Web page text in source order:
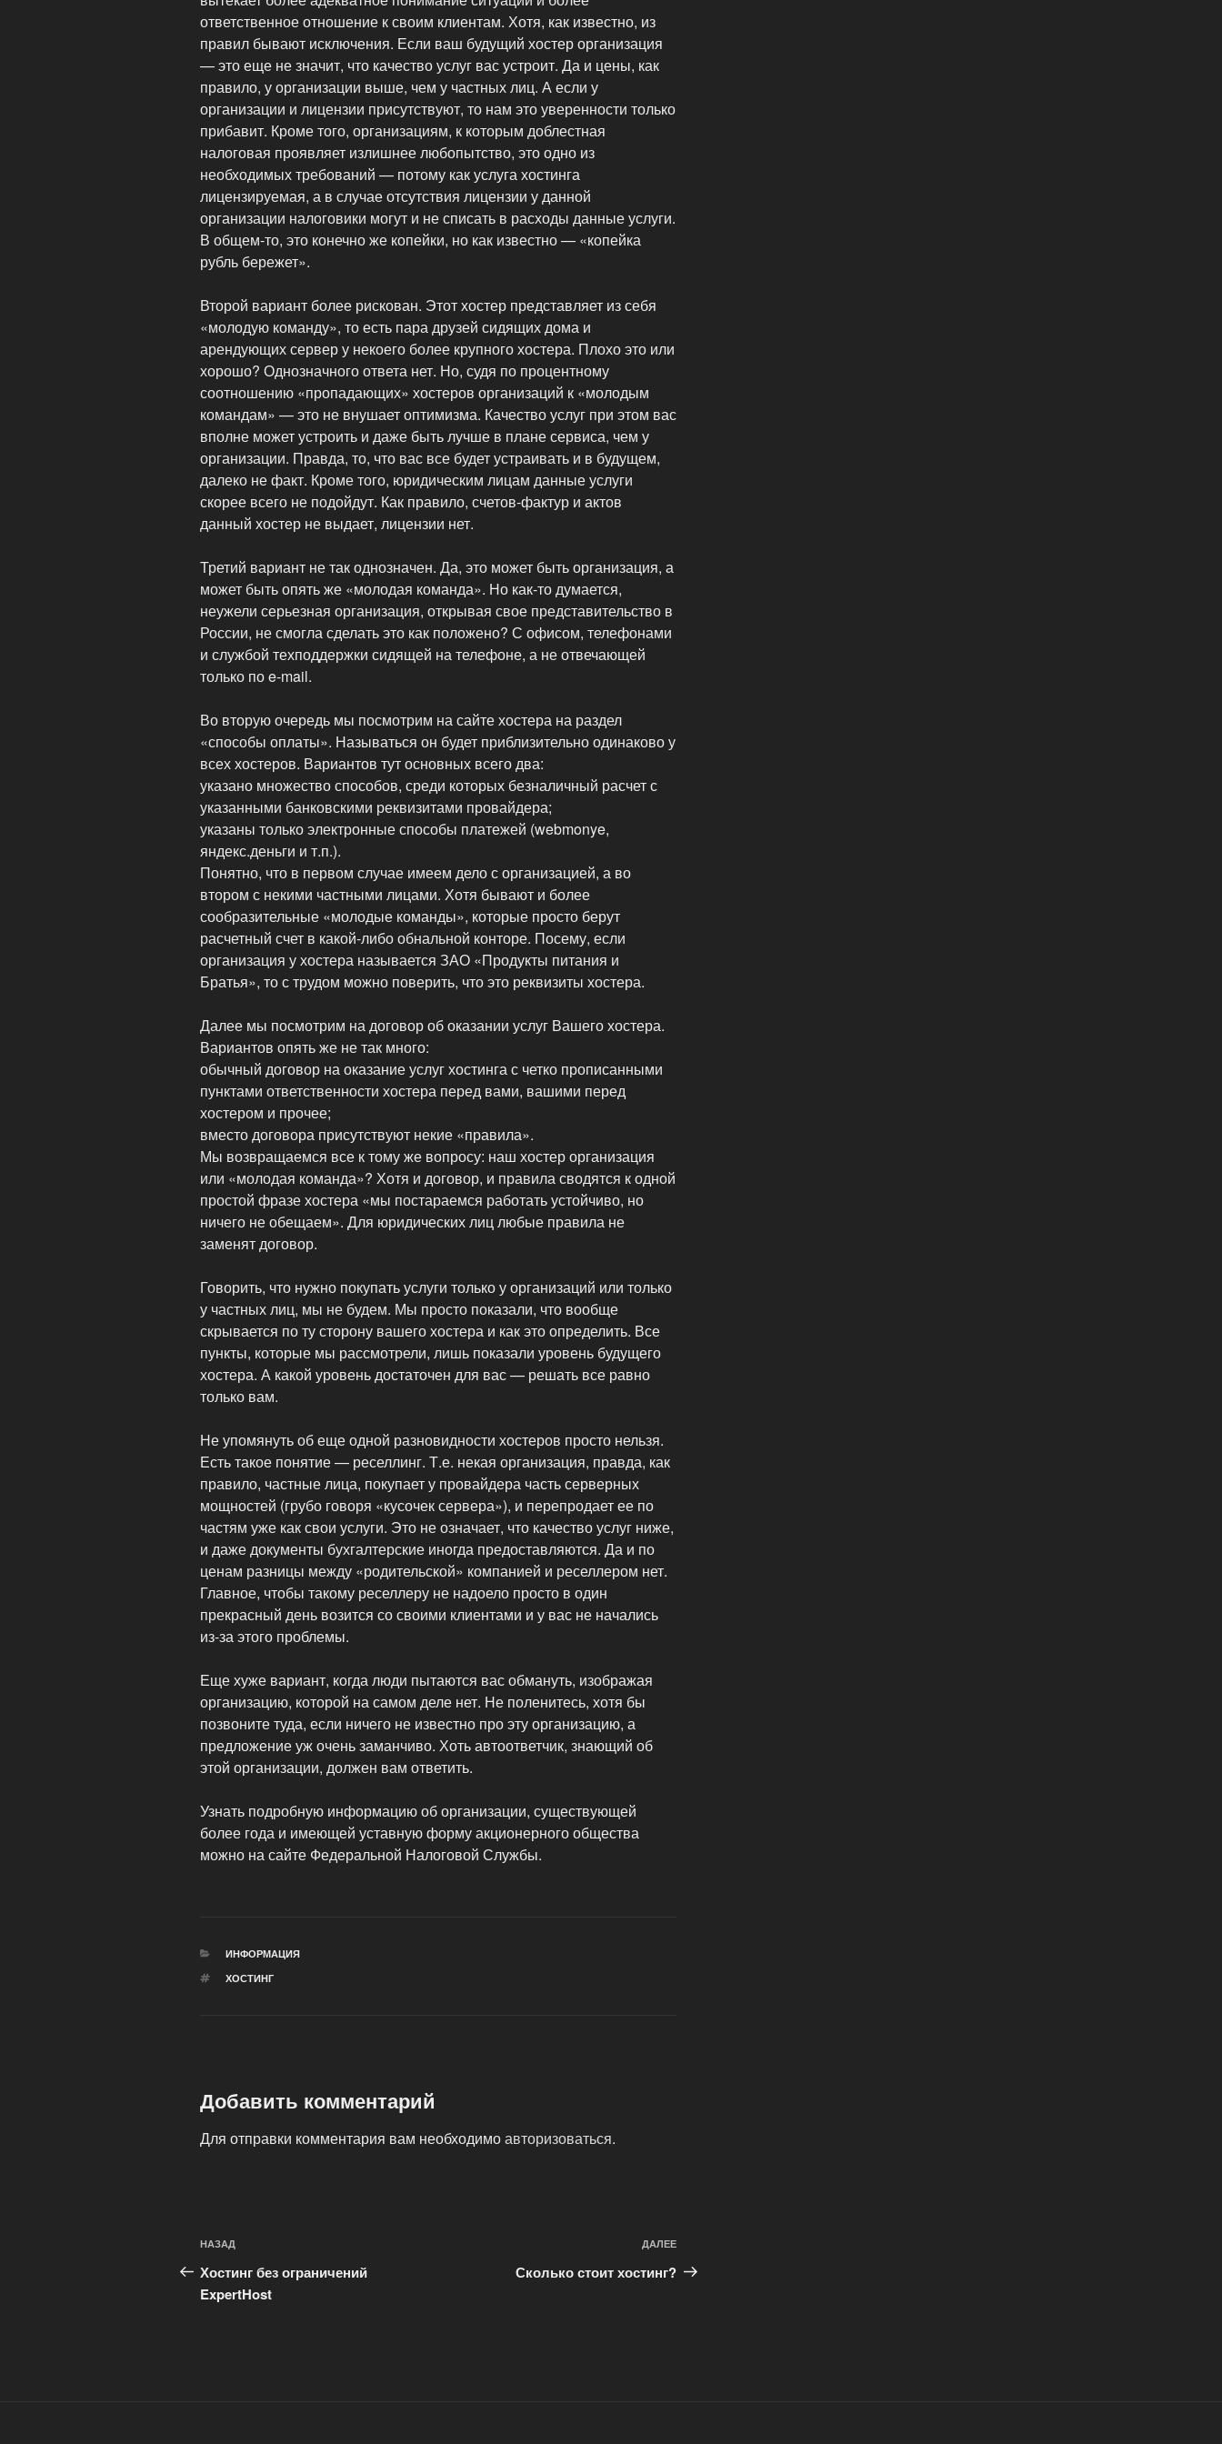
ответственное отношение к своим клиентам. Хотя, как известно, из
правил бывают исключения. Если ваш будущий хостер организация
— это еще не значит, что качество услуг вас устроит. Да и цены, как
правило, у организации выше, чем у частных лиц. А если у
организации и лицензии присутствуют, то нам это уверенности только
прибавит. Кроме того, организациям, к которым доблестная
налоговая проявляет излишнее любопытство, это одно из
необходимых требований — потому как услуга хостинга
лицензируемая, а в случае отсутствия лицензии у данной
организации налоговики могут и не списать в расходы данные услуги.
В общем-то, это конечно же копейки, но как известно — «копейка
рубль бережет».
Второй вариант более рискован. Этот хостер представляет из себя
«молодую команду», то есть пара друзей сидящих дома и
арендующих сервер у некоего более крупного хостера. Плохо это или
хорошо? Однозначного ответа нет. Но, судя по процентному
соотношению «пропадающих» хостеров организаций к «молодым
командам» — это не внушает оптимизма. Качество услуг при этом вас
вполне может устроить и даже быть лучше в плане сервиса, чем у
организации. Правда, то, что вас все будет устраивать и в будущем,
далеко не факт. Кроме того, юридическим лицам данные услуги
скорее всего не подойдут. Как правило, счетов-фактур и актов
данный хостер не выдает, лицензии нет.
Третий вариант не так однозначен. Да, это может быть организация, а
может быть опять же «молодая команда». Но как-то думается,
неужели серьезная организация, открывая свое представительство в
России, не смогла сделать это как положено? С офисом, телефонами
и службой техподдержки сидящей на телефоне, а не отвечающей
только по e-mail.
Во вторую очередь мы посмотрим на сайте хостера на раздел
«способы оплаты». Называться он будет приблизительно одинаково у
всех хостеров. Вариантов тут основных всего два:
указано множество способов, среди которых безналичный расчет с
указанными банковскими реквизитами провайдера;
указаны только электронные способы платежей (webmonye,
яндекс.деньги и т.п.).
Понятно, что в первом случае имеем дело с организацией, а во
втором с некими частными лицами. Хотя бывают и более
сообразительные «молодые команды», которые просто берут
расчетный счет в какой-либо обнальной конторе. Посему, если
организация у хостера называется ЗАО «Продукты питания и
Братья», то с трудом можно поверить, что это реквизиты хостера.
Далее мы посмотрим на договор об оказании услуг Вашего хостера.
Вариантов опять же не так много:
обычный договор на оказание услуг хостинга с четко прописанными
пунктами ответственности хостера перед вами, вашими перед
хостером и прочее;
вместо договора присутствуют некие «правила».
Мы возвращаемся все к тому же вопросу: наш хостер организация
или «молодая команда»? Хотя и договор, и правила сводятся к одной
простой фразе хостера «мы постараемся работать устойчиво, но
ничего не обещаем». Для юридических лиц любые правила не
заменят договор.
Говорить, что нужно покупать услуги только у организаций или только
у частных лиц, мы не будем. Мы просто показали, что вообще
скрывается по ту сторону вашего хостера и как это определить. Все
пункты, которые мы рассмотрели, лишь показали уровень будущего
хостера. А какой уровень достаточен для вас — решать все равно
только вам.
Не упомянуть об еще одной разновидности хостеров просто нельзя.
Есть такое понятие — реселлинг. Т.е. некая организация, правда, как
правило, частные лица, покупает у провайдера часть серверных
мощностей (грубо говоря «кусочек сервера»), и перепродает ее по
частям уже как свои услуги. Это не означает, что качество услуг ниже,
и даже документы бухгалтерские иногда предоставляются. Да и по
ценам разницы между «родительской» компанией и реселлером нет.
Главное, чтобы такому реселлеру не надоело просто в один
прекрасный день возится со своими клиентами и у вас не начались
из-за этого проблемы.
Еще хуже вариант, когда люди пытаются вас обмануть, изображая
организацию, которой на самом деле нет. Не поленитесь, хотя бы
позвоните туда, если ничего не известно про эту организацию, а
предложение уж очень заманчиво. Хоть автоответчик, знающий об
этой организации, должен вам ответить.
Узнать подробную информацию об организации, существующей
более года и имеющей уставную форму акционерного общества
можно на сайте Федеральной Налоговой Службы.
РУБРИКИ
ИНФОРМАЦИЯ
МЕТКИ
ХОСТИНГ
Добавить комментарий
Для отправки комментария вам необходимоавторизоваться.
Навигация
по
записям
Предыдущая
запись:
НАЗАД
Хостинг без ограничений
ExpertHost
Следующая
запись
ДАЛЕЕ
Сколько стоит хостинг?